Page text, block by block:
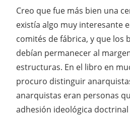
Creo que fue más bien una
existía algo muy interesante
comités de fábrica, y que los
debían permanecer al
estructuras. En el libro en
procuro distinguir
anarquistas eran personas
adhesión ideológica